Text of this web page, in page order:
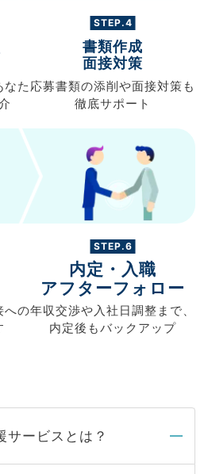
なた
STEP.4
書類作成
面接対策
応募書類の添削や面接対策も
徹底サポート
への
STEP.6
内定・入職
アフターフォロー
年収交渉や入社日調整まで、
内定後もバックアップ
サービスとは？